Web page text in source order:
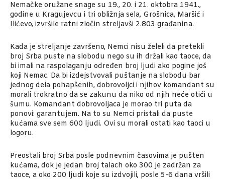
Nemačke oružane snage su 19., 20. i 21. oktobra 1941.,
godine u Kragujevcu i tri obližnja sela, Grošnica, Maršić i
Ilićevo, izvršile ratni zločin streljavši 2.803 građanina.
Kada je streljanje završeno, Nemci nisu želeli da pretekli
broj Srba puste na slobodu nego su ih držali kao taoce, da
bi imali na raspolaganju određen broj ljudi ako pogine još
koji Nemac. Da bi izdejstvovali puštanje na slobodu bar
jednog dela pohapšenih, dobrovoljci i njihov komandant su
morali trokratno da se zakunu da niko od njih neće otići u
šumu. Komandant dobrovoljaca je morao tri puta da
ponovi: garantujem. Na to su Nemci pristali da puste
kućama sve sem 600 ljudi. Ovi su morali ostati kao taoci u
logoru.
Preostali broj Srba posle podnevnim časovima je pušten
kućama, dok je jedan broj talach oko 300 je zadržan za
taoce, a oko 200 ljudi koje su izdvojili, posle 5-6 dana vršili